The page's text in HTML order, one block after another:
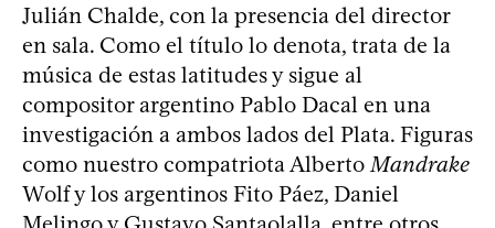
Julián Chalde, con la presencia del director
en sala. Como el título lo denota, trata de la
música de estas latitudes y sigue al
compositor argentino Pablo Dacal en una
investigación a ambos lados del Plata. Figuras
como nuestro compatriota AlbertoMandrake
Wolf y los argentinos Fito Páez, Daniel